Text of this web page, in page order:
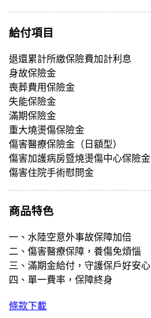
給付項目
退還累計所繳保險費加計利息
身故保險金
喪葬費用保險金
失能保險金
滿期保險金
重大燒燙傷保險金
傷害醫療保險金（日額型）
傷害加護病房暨燒燙傷中心保險金
傷害住院手術慰問金
商品特色
一、水陸空意外事故保障加倍
二、​傷害醫療保障，養傷免煩惱
三、滿期金給付，守護保戶好安心
四、單一費率，保障終身
條款下載